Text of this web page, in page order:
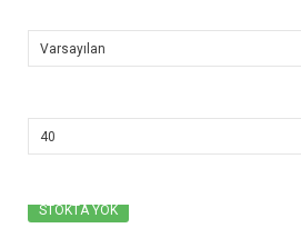
STOKTA YOK